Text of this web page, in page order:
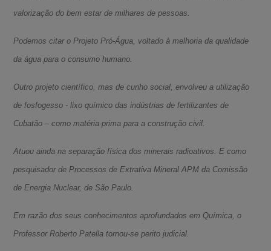
valorização do bem estar de milhares de pessoas.
Podemos citar o Projeto Pró-Água, voltado à melhoria da qualidade
da água para o consumo humano.
Outro projeto científico, mas de cunho social, envolveu a utilização
de fosfogesso - lixo químico das indústrias de fertilizantes de
Cubatão – como matéria-prima para a construção civil.
Atuou ainda na separação física dos minerais radioativos. E como
pesquisador de Processos de Extrativa Mineral APM da Comissão
de Energia Nuclear, de São Paulo.
Em razão dos seus conhecimentos aprofundados em Química, o
Professor Roberto Patella tornou-se perito judicial.